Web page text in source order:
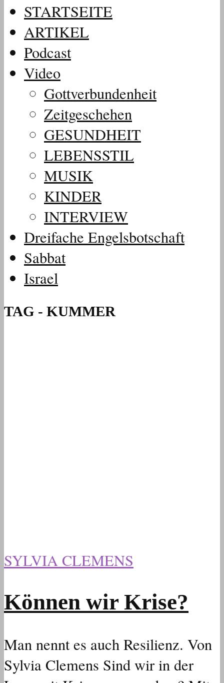
STARTSEITE
ARTIKEL
Podcast
Video
Gottverbundenheit
Zeitgeschehen
GESUNDHEIT
LEBENSSTIL
MUSIK
KINDER
INTERVIEW
Dreifache Engelsbotschaft
Sabbat
Israel
TAG - KUMMER
SYLVIA CLEMENS
Können wir Krise?
Man nennt es auch Resilienz. Von
Sylvia Clemens Sind wir in der